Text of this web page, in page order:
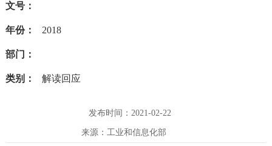
文号：
年份： 2018
部门：
类别： 解读回应
发布时间：2021-02-22
来源：工业和信息化部